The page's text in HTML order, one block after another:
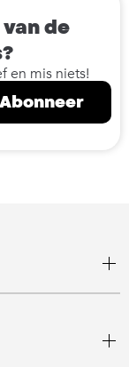
de
en mis niets!
Abonneer